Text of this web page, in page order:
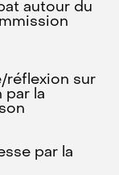
autour du
réflexion sur
par la
par la